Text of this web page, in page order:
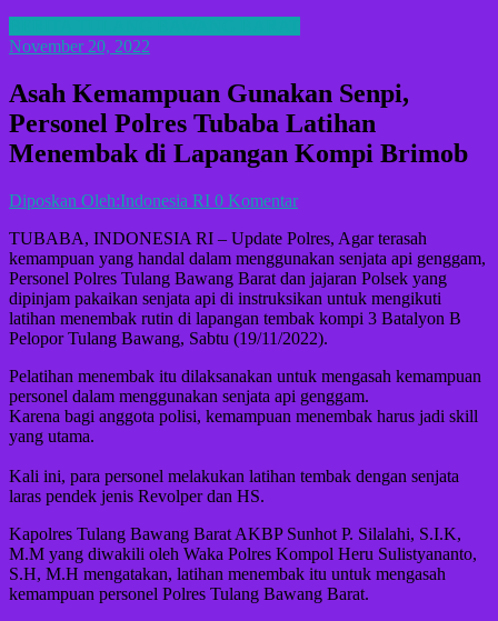
November 20, 2022
Asah Kemampuan Gunakan Senpi,
Personel Polres Tubaba Latihan
Menembak di Lapangan Kompi Brimob
Diposkan Oleh:Indonesia RI 0 Komentar
TUBABA, INDONESIA RI – Update Polres, Agar terasah
kemampuan yang handal dalam menggunakan senjata api genggam,
Personel Polres Tulang Bawang Barat dan jajaran Polsek yang
dipinjam pakaikan senjata api di instruksikan untuk mengikuti
latihan menembak rutin di lapangan tembak kompi 3 Batalyon B
Pelopor Tulang Bawang, Sabtu (19/11/2022).
Pelatihan menembak itu dilaksanakan untuk mengasah kemampuan
personel dalam menggunakan senjata api genggam.
Karena bagi anggota polisi, kemampuan menembak harus jadi skill
yang utama.
Kali ini, para personel melakukan latihan tembak dengan senjata
laras pendek jenis Revolper dan HS.
Kapolres Tulang Bawang Barat AKBP Sunhot P. Silalahi, S.I.K,
M.M yang diwakili oleh Waka Polres Kompol Heru Sulistyananto,
S.H, M.H mengatakan, latihan menembak itu untuk mengasah
kemampuan personel Polres Tulang Bawang Barat.